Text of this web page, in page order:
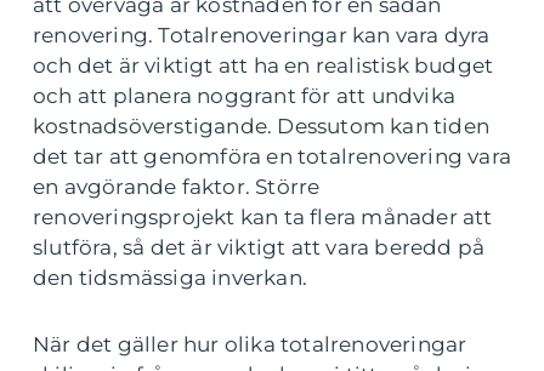
att överväga är kostnaden för en sådan
renovering. Totalrenoveringar kan vara dyra
och det är viktigt att ha en realistisk budget
och att planera noggrant för att undvika
kostnadsöverstigande. Dessutom kan tiden
det tar att genomföra en totalrenovering vara
en avgörande faktor. Större
renoveringsprojekt kan ta flera månader att
slutföra, så det är viktigt att vara beredd på
den tidsmässiga inverkan.
När det gäller hur olika totalrenoveringar